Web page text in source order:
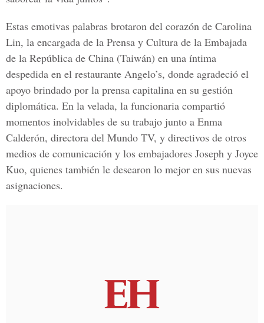
Estas emotivas palabras brotaron del corazón de Carolina
Lin, la encargada de la Prensa y Cultura de la Embajada
de la República de China (Taiwán) en una íntima
despedida en el restaurante Angelo’s, donde agradeció el
apoyo brindado por la prensa capitalina en su gestión
diplomática. En la velada, la funcionaria compartió
momentos inolvidables de su trabajo junto a Enma
Calderón, directora del Mundo TV, y directivos de otros
medios de comunicación y los embajadores Joseph y Joyce
Kuo, quienes también le desearon lo mejor en sus nuevas
asignaciones.